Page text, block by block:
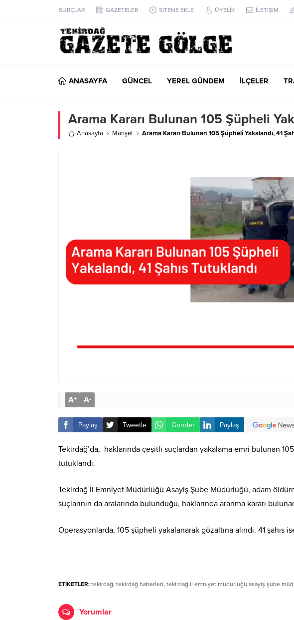
BURÇLAR GAZETELER SİTENE EKLE ÜYELİK İLETİŞİM
ANASAYFA GÜNCEL YEREL GÜNDEM İLÇELER
Arama Kararı Bulunan 105 Şüpheli
Anasayfa Manşet Arama Kararı Bulunan 105 Şüpheli Yakalandı, 41
A+ A-
Paylaş Tweetle Gönder Paylaş
Tekirdağ’da, haklarında çeşitli suçlardan yakalama emri bulunan
tutuklandı.
Tekirdağ İl Emniyet Müdürlüğü Asayiş Şube Müdürlüğü, adam
suçlarının da aralarında bulunduğu, haklarında aranma kararı
Operasyonlarda, 105 şüpheli yakalanarak gözaltına alındı. 41
ETİKETLER: tekirdağ, tekirdağ haberleri, tekirdağ il emniyet müdürlüğü asayiş şube
Yorumlar